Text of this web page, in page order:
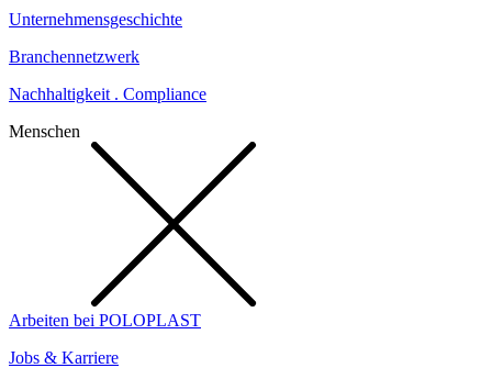
Unternehmensgeschichte
Branchennetzwerk
Nachhaltigkeit . Compliance
Menschen
Arbeiten bei POLOPLAST
Jobs & Karriere